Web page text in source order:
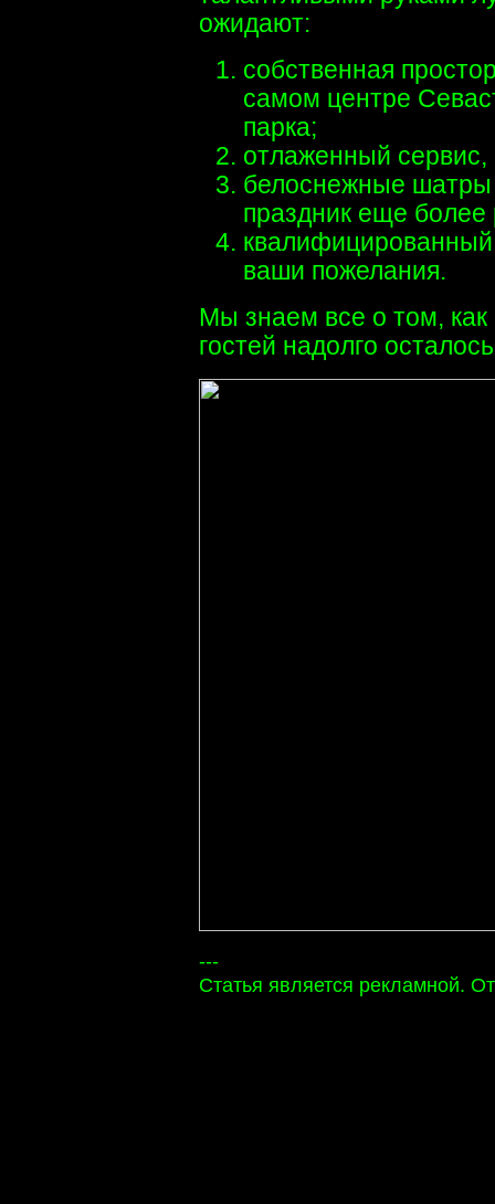
ожидают:
собственная
самом центре
парка;
отлаженный
белоснежные шатры
праздник еще
ваши пожелания.
Мы знаем все о том, как
гостей надолго
---
Статья является рекламной.